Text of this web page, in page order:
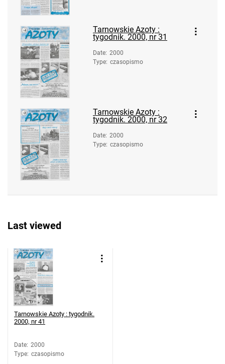
10
11
Tarnowskie Azoty : tygodnik. 2000, nr
12
Tarnowskie Azoty : tygodnik. 2000, nr
13
Tarnowskie Azoty : tygodnik. 2000, nr
14
Tarnowskie Azoty : tygodnik. 2000, nr
15
Tarnowskie Azoty : tygodnik. 2000, nr
16
Tarnowskie Azoty : tygodnik. 2000, nr
Tarnowskie Azoty : tygodnik. 2000, nr
Tarnowskie Azoty : tygodnik. 2000, nr
21
Tarnowskie Azoty : tygodnik. 2000, nr
22
Tarnowskie Azoty : tygodnik. 2000, nr
23
24
Tarnowskie Azoty :
tygodnik. 2000, nr 31
Date: 2000
Type: czasopismo
Tarnowskie Azoty :
tygodnik. 2000, nr 32
Date: 2000
Type: czasopismo
Last viewed
Tarnowskie Azoty : tygodnik.
2000, nr 41
Date: 2000
Type: czasopismo